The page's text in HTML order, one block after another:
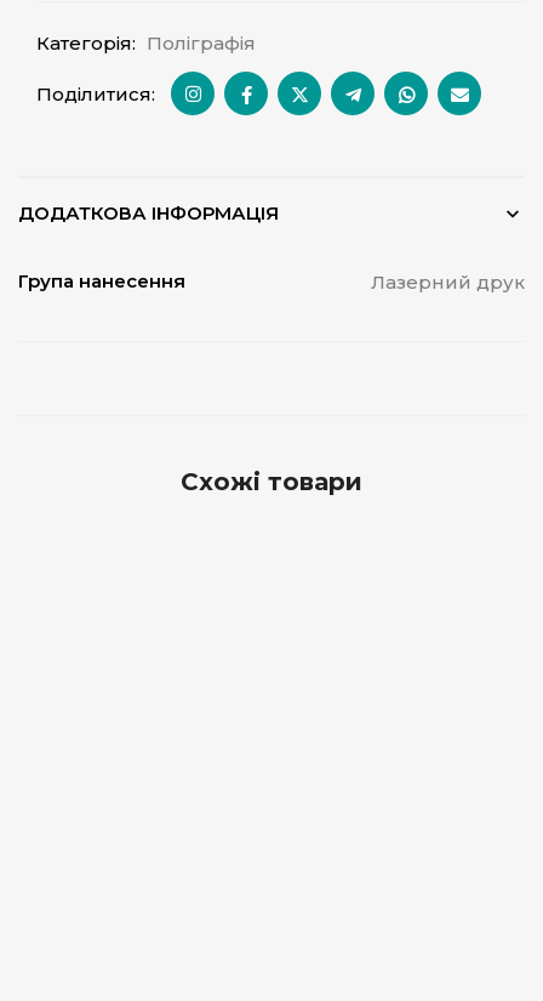
Категорія: Поліграфія
Поділитися:
ДОДАТКОВА ІНФОРМАЦІЯ
Група нанесення Лазерний друк
Схожі товари